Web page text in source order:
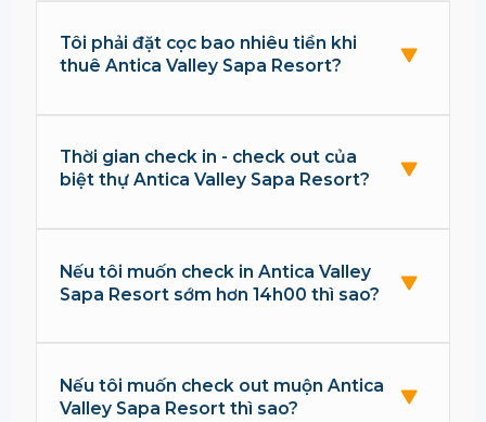
Tôi phải đặt cọc bao nhiêu tiền khi
thuê Antica Valley Sapa Resort?
Thời gian check in - check out của
biệt thự Antica Valley Sapa Resort?
Nếu tôi muốn check in Antica Valley
Sapa Resort sớm hơn 14h00 thì sao?
Nếu tôi muốn check out muộn Antica
Valley Sapa Resort thì sao?